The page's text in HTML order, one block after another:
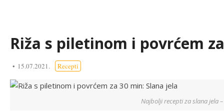
Riža s piletinom i povrćem
15.07.2021. Recepti
Najbolji recepti za slana jela